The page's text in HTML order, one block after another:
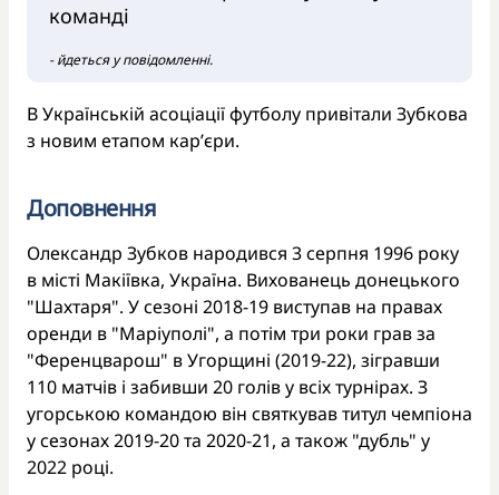
команді
- йдеться у повідомленні.
В Українській асоціації футболу привітали Зубкова
з новим етапом карʼєри.
Доповнення
Олександр Зубков народився 3 серпня 1996 року
в місті Макіївка, Україна. Вихованець донецького
"Шахтаря". У сезоні 2018-19 виступав на правах
оренди в "Маріуполі", а потім три роки грав за
"Ференцварош" в Угорщині (2019-22), зігравши
110 матчів і забивши 20 голів у всіх турнірах. З
угорською командою він святкував титул чемпіона
у сезонах 2019-20 та 2020-21, а також "дубль" у
2022 році.